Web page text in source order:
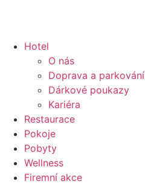
Hotel
O nás
Doprava a parkování
Dárkové poukazy
Kariéra
Restaurace
Pokoje
Pobyty
Wellness
Firemní akce